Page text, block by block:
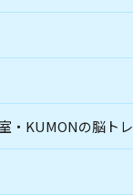
・KUMONの脳トレ